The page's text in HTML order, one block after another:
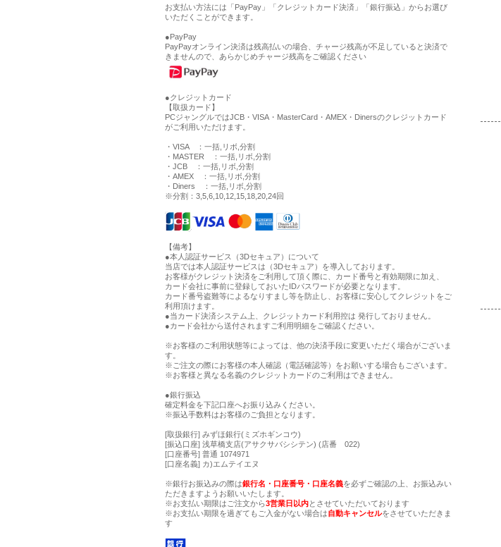
お支払い方法には「PayPay」「クレジットカード決済」「銀行振込」からお選び
いただくことができます。
●PayPay
PayPayオンライン決済は残高払いの場合、チャージ残高が不足していると決済で
きませんので、あらかじめチャージ残高をご確認ください
●クレジットカード
【取扱カード】
PCジャングルではJCB・VISA・MasterCard・AMEX・Dinersのクレジットカード
がご利用いただけます。
・VISA ：一括,リボ,分割
・MASTER ：一括,リボ,分割
・JCB ：一括,リボ,分割
・AMEX ：一括,リボ,分割
・Diners ：一括,リボ,分割
※分割：3,5,6,10,12,15,18,20,24回
【備考】
●本人認証サービス（3Dセキュア）について
当店では本人認証サービスは（3Dセキュア）を導入しております。
お客様がクレジット決済をご利用して頂く際に、カード番号と有効期限に加え、
カード会社に事前に登録しておいたIDパスワードが必要となります。
カード番号盗難等によるなりすまし等を防止し、お客様に安心してクレジットをご
利用頂けます。
●当カード決済システム上、クレジットカード利用控は 発行しておりません。
●カード会社から送付されますご利用明細をご確認ください。
※お客様のご利用状態等によっては、他の決済手段に変更いただく場合がございま
す。
※ご注文の際にお客様の本人確認（電話確認等）をお願いする場合もございます。
※お客様と異なる名義のクレジットカードのご利用はできません。
●銀行振込
確定料金を下記口座へお振り込みください。
※振込手数料はお客様のご負担となります。
[取扱銀行] みずほ銀行(ミズホギンコウ)
[振込口座] 浅草橋支店(アサクサバシシテン) (店番 022)
[口座番号] 普通 1074971
[口座名義] カ)エムテイエヌ
※銀行お振込みの際は銀行名・口座番号・口座名義を必ずご確認の上、お振込みい
ただきますようお願いいたします。
※お支払い期限はご注文から3営業日以内とさせていただいております
※お支払い期限を過ぎてもご入金がない場合は自動キャンセルをさせていただきま
す